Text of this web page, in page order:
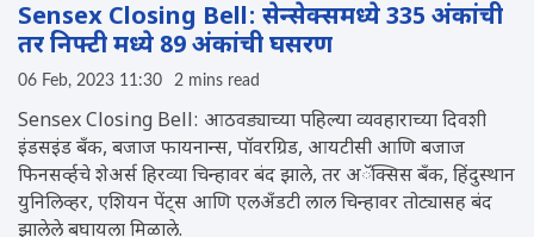
Sensex Closing Bell: सेन्सेक्समध्ये 335 अंकांची
तर निफ्टी मध्ये 89 अंकांची घसरण
06 Feb, 2023 11:30 2 mins read
Sensex Closing Bell: आठवड्याच्या पहिल्या व्यवहाराच्या दिवशी
इंडसइंड बँक, बजाज फायनान्स, पॉवरग्रिड, आयटीसी आणि बजाज
फिनसर्व्हचे शेअर्स हिरव्या चिन्हावर बंद झाले, तर अॅक्सिस बँक, हिंदुस्थान
युनिलिव्हर, एशियन पेंट्स आणि एलअँडटी लाल चिन्हावर तोट्यासह बंद
झालेले बघायला मिळाले.